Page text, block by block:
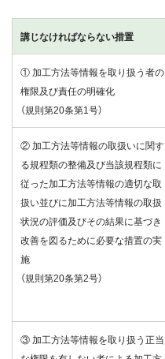
講じなければならない措置
① 加工方法等情報を取り扱う者の
権限及び責任の明確化
（規則第20条第1号）
② 加工方法等情報の取扱いに関す
る規程類の整備及び当該規程類に
従った加工方法等情報の適切な取
扱い並びに加工方法等情報の取扱
状況の評価及びその結果に基づき
改善を図るために必要な措置の実
施
（規則第20条第2号）
③ 加工方法等情報を取り扱う正当